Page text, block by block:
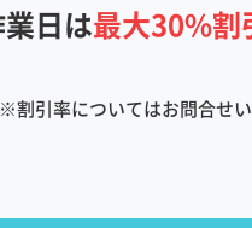
日は最大30%割
※割引率についてはお問合せ